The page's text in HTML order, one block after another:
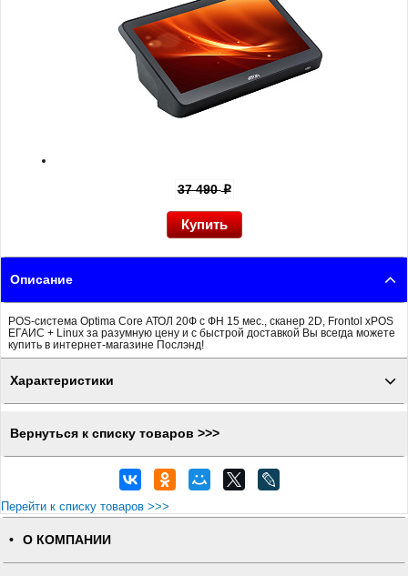
37 490p
Описание
POS-система Optima Core АТОЛ 20Ф с ФН 15 мес., сканер 2D, Frontol xPOS
ЕГАИС + Linux за разумную цену и с быстрой доставкой Вы всегда можете
купить в интернет-магазине Послэнд!
Характеристики
Вернуться к списку товаров >>>
Перейти к списку товаров >>>
О КОМПАНИИ